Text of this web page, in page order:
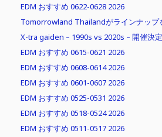
EDM おすすめ 0622-0628 2026
Tomorrowland Thailandがラインナップ
X-tra gaiden – 1990s vs 2020s – 開催決
EDM おすすめ 0615-0621 2026
EDM おすすめ 0608-0614 2026
EDM おすすめ 0601-0607 2026
EDM おすすめ 0525-0531 2026
EDM おすすめ 0518-0524 2026
EDM おすすめ 0511-0517 2026